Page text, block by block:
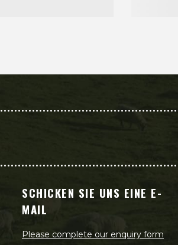
SCHICKEN SIE UNS EINE E-
MAIL
Please complete our enquiry form